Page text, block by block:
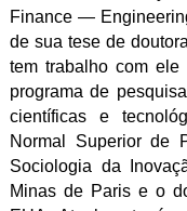
Finance —
de sua tese de
tem trabalho com ele
programa de
científicas e
Normal Superior de
Sociologia da
Minas de Paris e o